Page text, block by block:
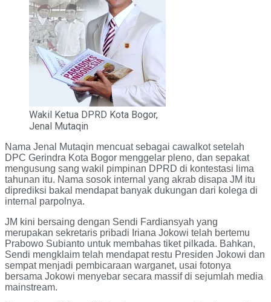
Wakil Ketua DPRD Kota Bogor,
Jenal Mutaqin
Nama Jenal Mutaqin mencuat sebagai cawalkot setelah
DPC Gerindra Kota Bogor menggelar pleno, dan sepakat
mengusung sang wakil pimpinan DPRD di kontestasi lima
tahunan itu. Nama sosok internal yang akrab disapa JM itu
diprediksi bakal mendapat banyak dukungan dari kolega di
internal parpolnya.
JM kini bersaing dengan Sendi Fardiansyah yang
merupakan sekretaris pribadi Iriana Jokowi telah bertemu
Prabowo Subianto untuk membahas tiket pilkada. Bahkan,
Sendi mengklaim telah mendapat restu Presiden Jokowi dan
sempat menjadi pembicaraan warganet, usai fotonya
bersama Jokowi menyebar secara massif di sejumlah media
mainstream.